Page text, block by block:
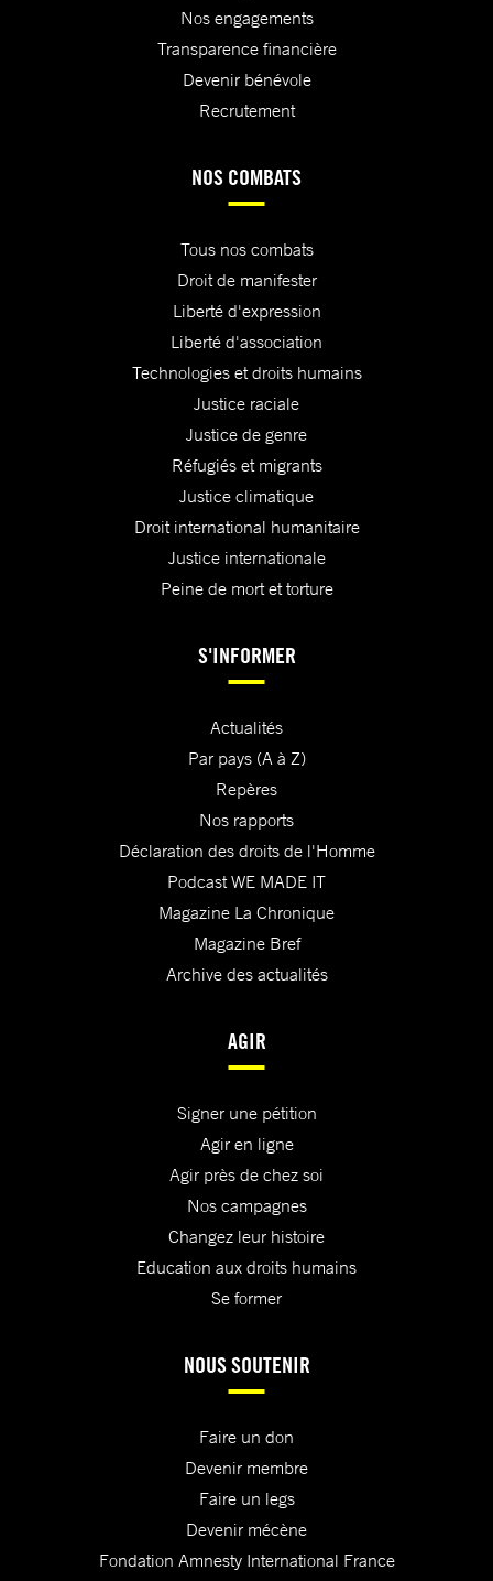
Nos engagements
Transparence financière
Devenir bénévole
Recrutement
NOS COMBATS
Tous nos combats
Droit de manifester
Liberté d'expression
Liberté d'association
Technologies et droits humains
Justice raciale
Justice de genre
Réfugiés et migrants
Justice climatique
Droit international humanitaire
Justice internationale
Peine de mort et torture
S'INFORMER
Actualités
Par pays (A à Z)
Repères
Nos rapports
Déclaration des droits de l'Homme
Podcast WE MADE IT
Magazine La Chronique
Magazine Bref
Archive des actualités
AGIR
Signer une pétition
Agir en ligne
Agir près de chez soi
Nos campagnes
Changez leur histoire
Education aux droits humains
Se former
NOUS SOUTENIR
Faire un don
Devenir membre
Faire un legs
Devenir mécène
Fondation Amnesty International France